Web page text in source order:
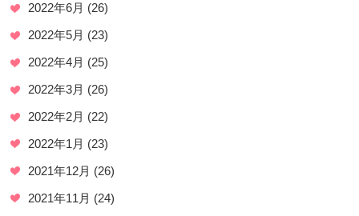
2022年6月 (26)
2022年5月 (23)
2022年4月 (25)
2022年3月 (26)
2022年2月 (22)
2022年1月 (23)
2021年12月 (26)
2021年11月 (24)